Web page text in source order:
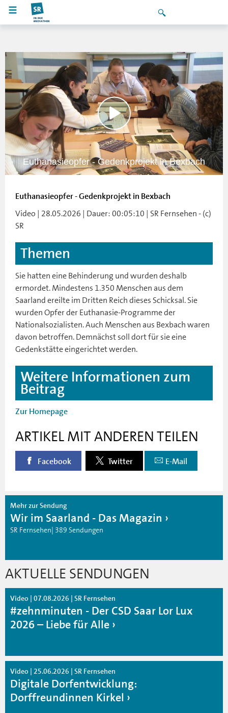
Euthanasieopfer - Gedenkprojekt in Bexbach
Euthanasieopfer - Gedenkprojekt in Bexbach
Video | 28.05.2026 | Dauer: 00:05:10 | SR Fernsehen - (c)
SR
Themen
Sie hatten eine Behinderung und wurden deshalb
ermordet. Mindestens 1.350 Menschen aus dem
Saarland ereilte im Dritten Reich dieses Schicksal. Sie
wurden Opfer der Euthanasie-Programme der
Nationalsozialisten. Auch Menschen aus Bexbach waren
davon betroffen. Demnächst soll dort für sie eine
Gedenkstätte eingerichtet werden.
Weitere Informationen zum
Beitrag
Zur Homepage
ARTIKEL MIT ANDEREN TEILEN
Facebook Twitter E-Mail
Mehr zur Sendung
Wir im Saarland - Das Magazin
SR Fernsehen| 389 Sendungen
AKTUELLE SENDUNGEN
Video | 07.08.2026 | SR Fernsehen
#zehnminuten - Der CSD Saar Lor Lux
2026 – Liebe für Alle
Video | 25.06.2026 | SR Fernsehen
Digitale Dorfentwicklung:
Dorffreundinnen Kirkel